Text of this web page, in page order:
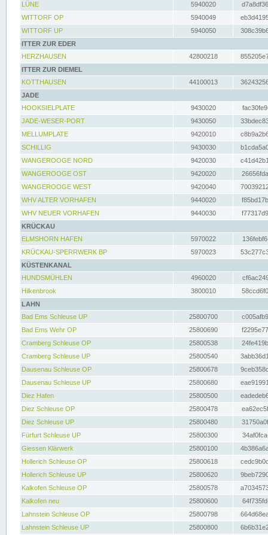
LÜNE
5940020
WITTORF OP
5940049
WITTORF UP
5940050
ITTER ZUR EDER
HERZHAUSEN
42800218
ITTER ZUR DIEMEL
KOTTHAUSEN
44100013
JADE
HOOKSIELPLATE
9430020
JADE-WESER-PORT
9430050
MELLUMPLATE
9420010
SCHILLIG
9430030
WANGEROOGE NORD
9420030
WANGEROOGE OST
9420020
WANGEROOGE WEST
9420040
WHV ALTER VORHAFEN
9440020
WHV NEUER VORHAFEN
9440030
KRÜCKAU
ELMSHORN HAFEN
5970022
KRÜCKAU-SPERRWERK BP
5970023
KÜSTENKANAL
HUNDSMÜHLEN
4960020
Hilkenbrook
3800010
LAHN
Bad Ems Schleuse UP
25800700
Bad Ems Wehr OP
25800690
Cramberg Schleuse OP
25800538
Cramberg Schleuse UP
25800540
Dausenau Schleuse OP
25800678
Dausenau Schleuse UP
25800680
Diez Hafen
25800500
Diez Schleuse OP
25800478
Diez Schleuse UP
25800480
Fürfurt Schleuse UP
25800300
Giessen Klärwerk
25800100
Hollerich Schleuse OP
25800618
Hollerich Schleuse UP
25800620
Kalkofen Schleuse OP
25800578
Kalkofen neu
25800600
Lahnstein Schleuse OP
25800798
Lahnstein Schleuse UP
25800800